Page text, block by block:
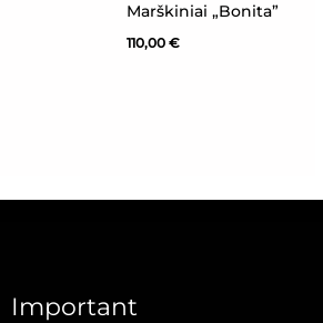
Marškiniai „Bonita”
110,00 €
Important